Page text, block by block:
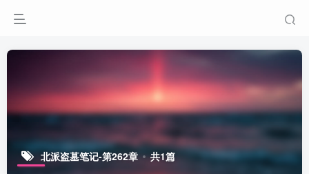
北派盗墓笔记-第262章 共1篇